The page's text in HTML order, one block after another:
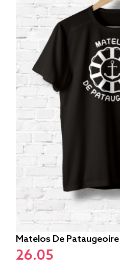
Matelos De Pataugeoire
26.05